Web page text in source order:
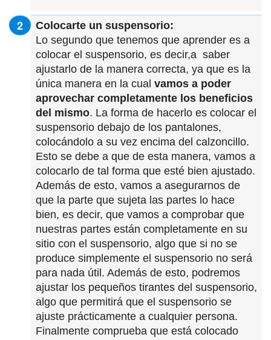
Colocarte un suspensorio:
Lo segundo que tenemos que aprender es a
colocar el suspensorio, es decir,a saber
ajustarlo de la manera correcta, ya que es la
única manera en la cual vamos a poder
aprovechar completamente los beneficios
del mismo. La forma de hacerlo es colocar el
suspensorio debajo de los pantalones,
colocándolo a su vez encima del calzoncillo.
Esto se debe a que de esta manera, vamos a
colocarlo de tal forma que esté bien ajustado.
Además de esto, vamos a asegurarnos de
que la parte que sujeta las partes lo hace
bien, es decir, que vamos a comprobar que
nuestras partes están completamente en su
sitio con el suspensorio, algo que si no se
produce simplemente el suspensorio no será
para nada útil. Además de esto, podremos
ajustar los pequeños tirantes del suspensorio,
algo que permitirá que el suspensorio se
ajuste prácticamente a cualquier persona.
Finalmente comprueba que está colocado